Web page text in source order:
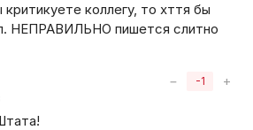
коллегу, то хття бы
НЕПРАВИЛЬНО пишется слитно
− -1 +